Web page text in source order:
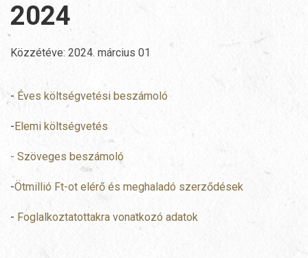
2024
Közzétéve: 2024. március 01
- Éves költségvetési beszámoló
- Elemi költségvetés
- Szöveges beszámoló
-Ötmillió Ft-ot elérő és meghaladó szerződések
- Foglalkoztatottakra vonatkozó adatok